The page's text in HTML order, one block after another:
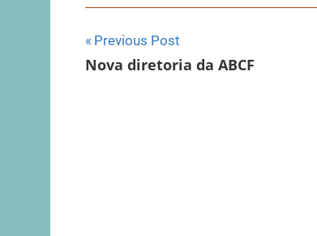
Navegação
de
Previous Post
Nova diretoria da ABCF